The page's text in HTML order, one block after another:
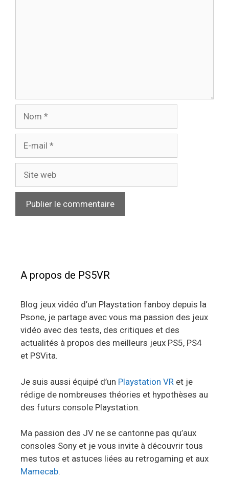
A propos de PS5VR
Blog jeux vidéo d’un Playstation fanboy depuis la
Psone, je partage avec vous ma passion des jeux
vidéo avec des tests, des critiques et des
actualités à propos des meilleurs jeux PS5, PS4
et PSVita.
Je suis aussi équipé d’un Playstation VR et je
rédige de nombreuses théories et hypothèses au
des futurs console Playstation.
Ma passion des JV ne se cantonne pas qu’aux
consoles Sony et je vous invite à découvrir tous
mes tutos et astuces liées au retrogaming et aux
Mamecab.